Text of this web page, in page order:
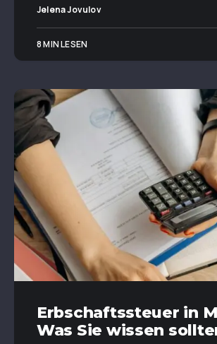
Jelena Jovulov
8 MIN LESEN
Erbschaftssteuer in
Was Sie wissen